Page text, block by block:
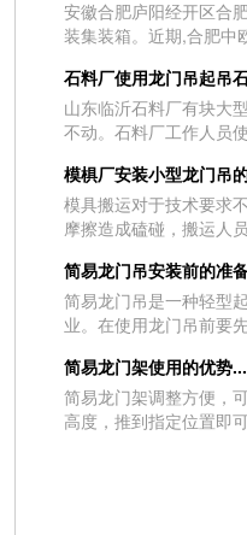
安徽合肥庐阳经开区合
装集装箱。近期,合肥中
石料厂使用龙门吊起吊
山东临沂石料厂有块大
不动。石料厂工作人员
模椇厂安装小型龙门吊
模具搬运对于技术要求
摩擦造成磕碰，搬运人
简易龙门吊安装前的准
简易龙门吊是一种轻型
业。在使用龙门吊前要
简易龙门架使用的优势...
简易龙门架调整方便，
高度，推到指定位置即